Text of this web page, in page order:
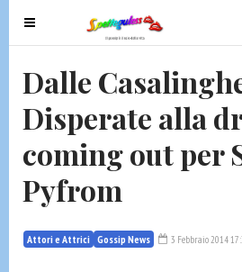
T
o
l
e
n
g
Dalle
Disperate alla
coming out per
Pyfrom
Attori e Attrici Gossip News 3 Febbraio 2014